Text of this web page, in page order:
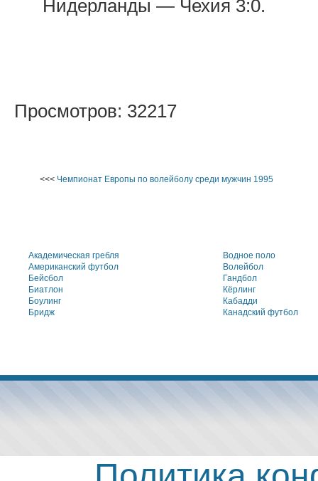
Нидерланды — Чехия 3:0.
Просмотров: 32217
<<< Чемпионат Европы по волейболу среди мужчин 1995
Академическая гребля
Американский футбол
Бейсбол
Биатлон
Боулинг
Бридж
Водное поло
Волейбол
Гандбол
Кёрлинг
Кабадди
Канадский футбол